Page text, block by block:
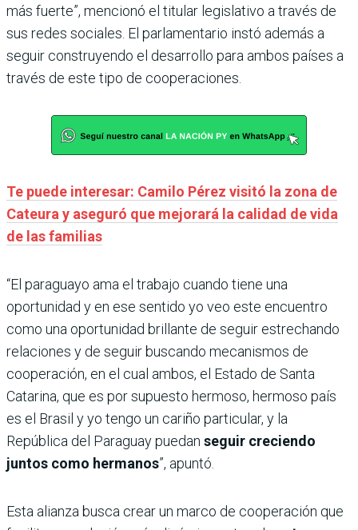
más fuerte”, mencionó el titular legislativo a través de
sus redes sociales. El parlamentario instó además a
seguir construyendo el desarrollo para ambos países a
través de este tipo de cooperaciones.
Te puede interesar: Camilo Pérez visitó la zona de
Cateura y aseguró que mejorará la calidad de vida
de las familias
“El paraguayo ama el trabajo cuando tiene una
oportunidad y en ese sentido yo veo este encuentro
como una oportunidad brillante de seguir estrechando
relaciones y de seguir buscando mecanismos de
cooperación, en el cual ambos, el Estado de Santa
Catarina, que es por supuesto hermoso, hermoso país
es el Brasil y yo tengo un cariño particular, y la
República del Paraguay puedan seguir creciendo
juntos como hermanos”, apuntó.
Esta alianza busca crear un marco de cooperación que